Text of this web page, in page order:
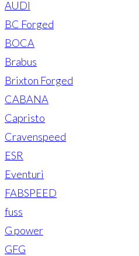
AUDI
BC Forged
BOCA
Brabus
Brixton Forged
CABANA
Capristo
Cravenspeed
ESR
Eventuri
FABSPEED
fuss
G power
GFG